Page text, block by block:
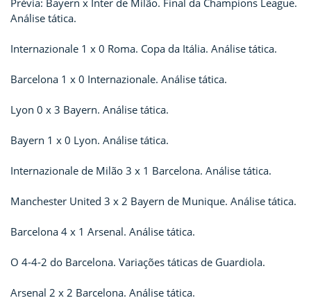
Análise tática.
Internazionale 1 x 0 Roma. Copa da Itália. Análise tática.
Barcelona 1 x 0 Internazionale. Análise tática.
Lyon 0 x 3 Bayern. Análise tática.
Bayern 1 x 0 Lyon. Análise tática.
Internazionale de Milão 3 x 1 Barcelona. Análise tática.
Manchester United 3 x 2 Bayern de Munique. Análise tática.
Barcelona 4 x 1 Arsenal. Análise tática.
O 4-4-2 do Barcelona. Variações táticas de Guardiola.
Arsenal 2 x 2 Barcelona. Análise tática.